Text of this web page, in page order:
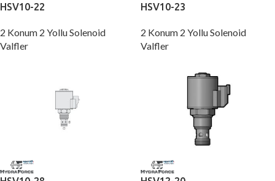
HSV10-22
2 Konum 2 Yollu Solenoid
Valfler
HSV10-23
2 Konum 2 Yollu Solenoid
Valfler